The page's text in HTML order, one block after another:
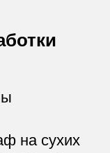
на сухих